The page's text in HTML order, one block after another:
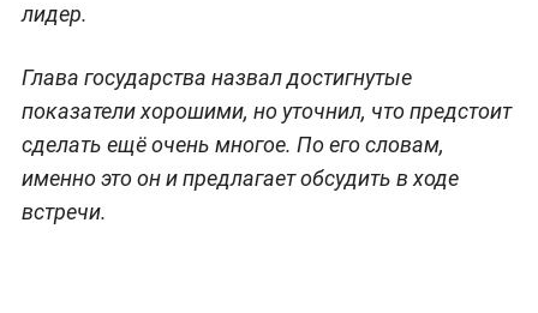
лидер.
Глава государства назвал достигнутые
показатели хорошими, но уточнил, что предстоит
сделать ещё очень многое. По его словам,
именно это он и предлагает обсудить в ходе
встречи.